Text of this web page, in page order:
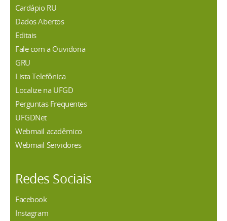
Cardápio RU
Dados Abertos
Editais
Fale com a Ouvidoria
GRU
Lista Telefônica
Localize na UFGD
Perguntas Frequentes
UFGDNet
Webmail acadêmico
Webmail Servidores
Redes Sociais
Facebook
Instagram